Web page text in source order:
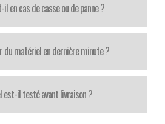
il en cas de casse ou de panne ?
du matériel en dernière minute ?
est-il testé avant livraison ?